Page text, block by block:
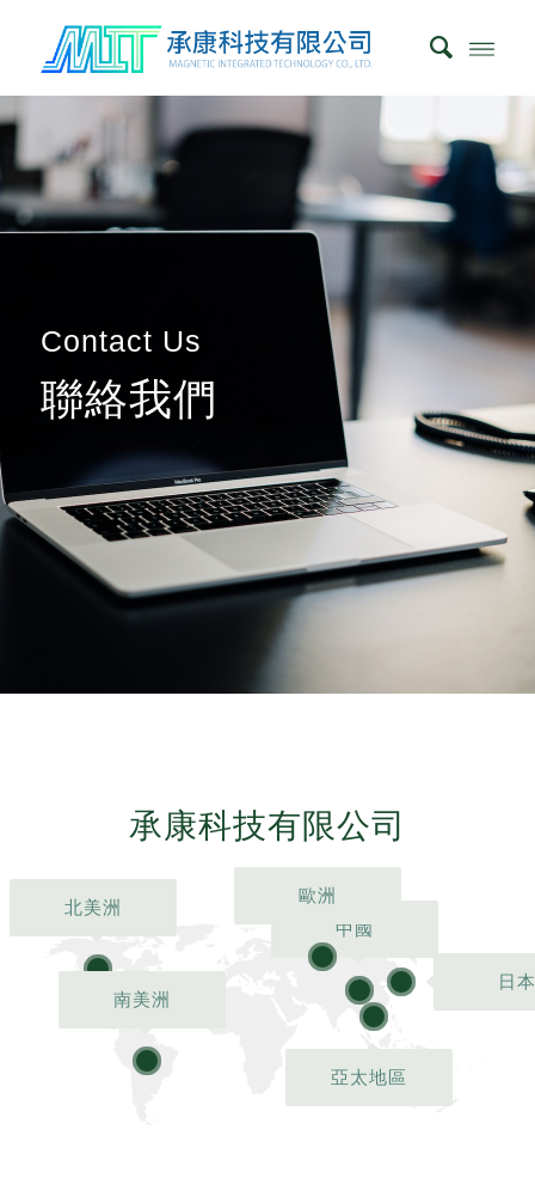
Contact Us
聯絡我們
承康科技有限公司
亞太地區
中國
歐洲
日
北美洲
南美洲